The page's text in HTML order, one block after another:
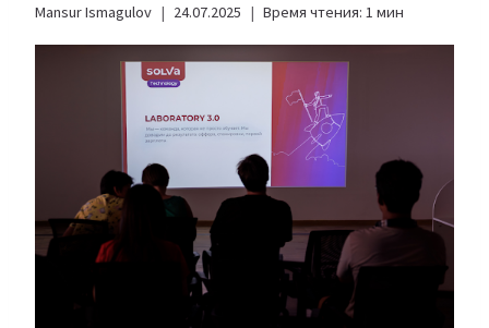
Mansur Ismagulov 24.07.2025 Время чтения: 1 мин